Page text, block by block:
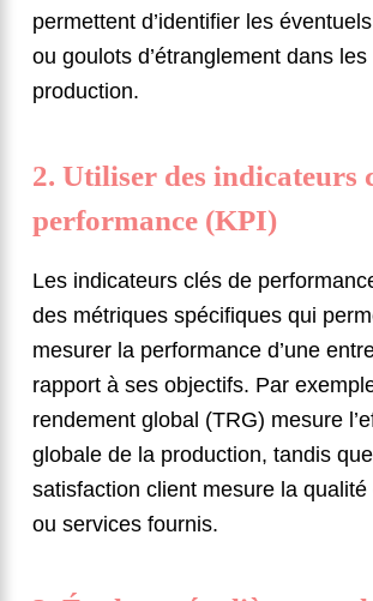
permettent d’identifier les
ou goulots d’étranglement dans
production.
2. Utiliser des indicateurs
performance (KPI)
Les indicateurs clés de
des métriques spécifiques qui
mesurer la performance d’une
rapport à ses objectifs. Par
rendement global (TRG) mesure
globale de la production, tandis
satisfaction client mesure la
ou services fournis.